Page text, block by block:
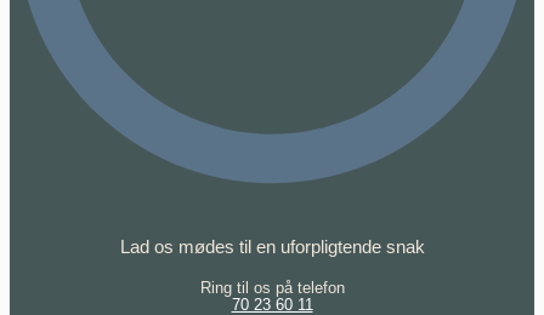
Lad os mødes til en uforpligtende snak
Ring til os på telefon
70 23 60 11